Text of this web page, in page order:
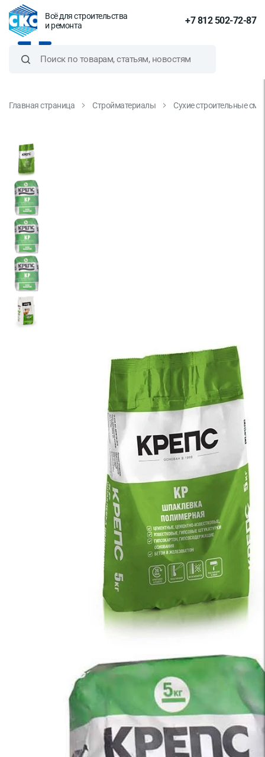
Всё для строительства
и ремонта
+7 812 502-72-87
Главная страница Стройматериалы Сухие строительные
КR 5 кг